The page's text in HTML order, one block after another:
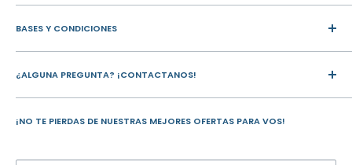
Mi Cuenta
Todos los productos
Carrito de compras
Buscar
BASES Y CONDICIONES
Términos y condiciones
Politica de devoluciones
Politica de Envios
Politica de privacidad
¿ALGUNA PREGUNTA? ¡CONTACTANOS!
Av. Rivera 3648, Montevideo, Uruguay.
Tel.: 2622 2676
¡NO TE PIERDAS DE NUESTRAS MEJORES OFERTAS PARA VOS!